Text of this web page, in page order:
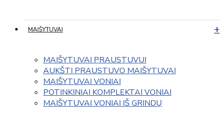
MAIŠYTUVAI
MAIŠYTUVAI PRAUSTUVUI
AUKŠTI PRAUSTUVO MAIŠYTUVAI
MAIŠYTUVAI VONIAI
POTINKINIAI KOMPLEKTAI VONIAI
MAIŠYTUVAI VONIAI IŠ GRINDŲ